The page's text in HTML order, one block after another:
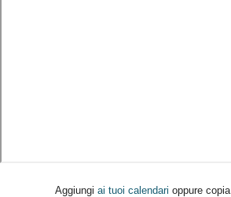
Aggiungi ai tuoi calendari oppure copia